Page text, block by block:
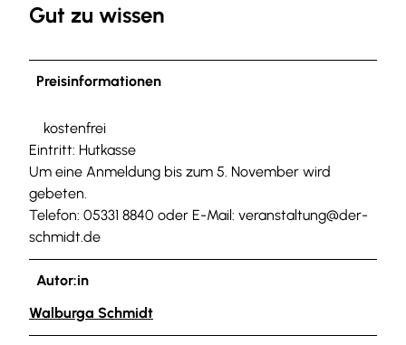
Gut zu wissen
Preisinformationen
kostenfrei
Eintritt: Hutkasse
Um eine Anmeldung bis zum 5. November wird
gebeten.
Telefon: 05331 8840 oder E-Mail: veranstaltung@der-
schmidt.de
Autor:in
Walburga Schmidt